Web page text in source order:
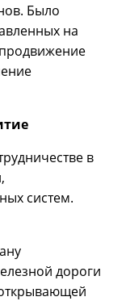
Было
на
в
систем.
дороги